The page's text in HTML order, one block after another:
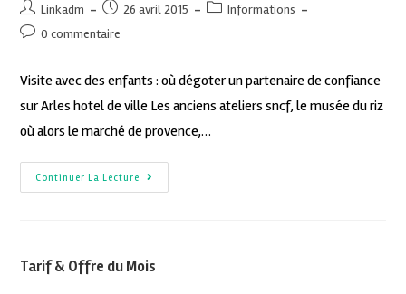
Linkadm 26 avril 2015
Informations
0 commentaire
Visite avec des enfants : où dégoter un partenaire de confiance
sur Arles hotel de ville Les anciens ateliers sncf, le musée du riz
où alors le marché de provence,…
Continuer La Lecture
Tarif & Offre du Mois